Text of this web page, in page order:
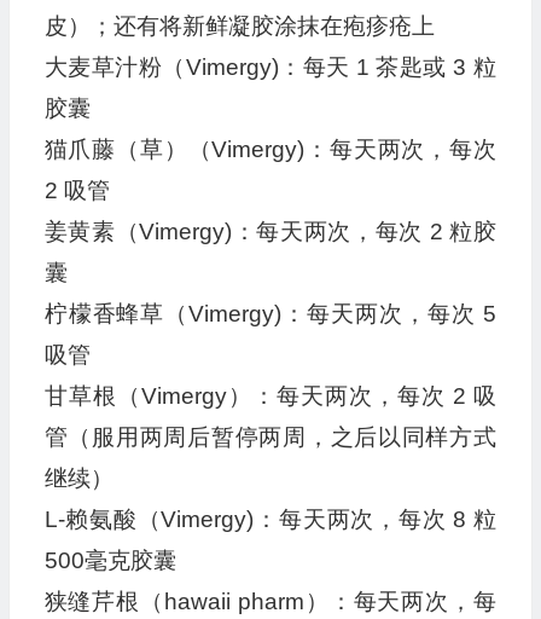
皮）；还有将新鲜凝胶涂抹在疱疹疮上
大麦草汁粉（Vimergy)：每天 1 茶匙或 3 粒
胶囊
猫爪藤（草）（Vimergy)：每天两次，每次
2 吸管
姜黄素（Vimergy)：每天两次，每次 2 粒胶
囊
柠檬香蜂草（Vimergy)：每天两次，每次 5
吸管
甘草根（Vimergy）：每天两次，每次 2 吸
管（服用两周后暂停两周，之后以同样方式
继续）
L-赖氨酸（Vimergy)：每天两次，每次 8 粒
500毫克胶囊
狭缝芹根（hawaii pharm）：每天两次，每